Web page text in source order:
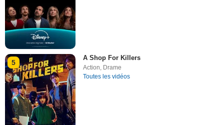
5
A Shop For Killers
Action, Drame
Toutes les vidéos